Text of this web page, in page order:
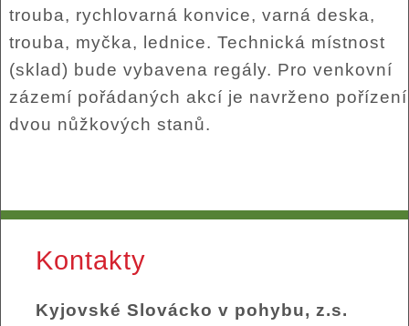
trouba, rychlovarná konvice, varná deska,
trouba, myčka, lednice. Technická místnost
(sklad) bude vybavena regály. Pro venkovní
zázemí pořádaných akcí je navrženo pořízení
dvou nůžkových stanů.
Kontakty
Kyjovské Slovácko v pohybu, z.s.